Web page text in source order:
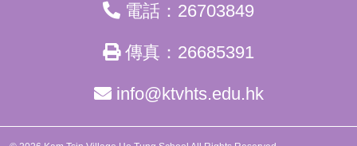
電話：26703849
傳真：26685391
info@ktvhts.edu.hk